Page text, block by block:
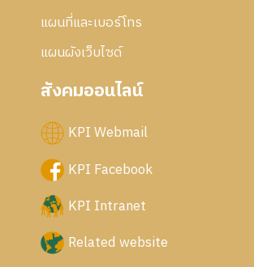
แผนที่และเบอร์โทร
แผนผังเว็บไซด์
สังคมออนไลน์
KPI Webmail
KPI Facebook
KPI Intranet
Related website